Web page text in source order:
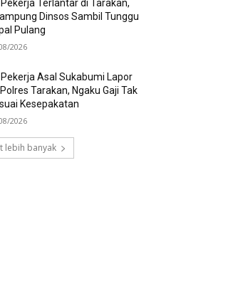
Terlantar di Tarakan,
Dinsos Sambil Tunggu
Pulang
2026
Asal Sukabumi Lapor
Tarakan, Ngaku Gaji Tak
Kesepakatan
2026
lebih banyak